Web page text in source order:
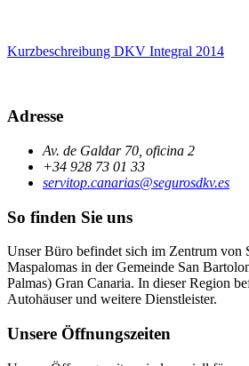
Kurzbeschreibung DKV Integral 2014
Adresse
Av. de Galdar 70, oficina 2
+34 928 73 01 33
servitop.canarias@segurosdkv.es
So finden Sie uns
Unser Büro befindet sich im Zentrum von
Maspalomas in der Gemeinde San
Palmas) Gran Canaria. In dieser Region
Autohäuser und weitere Dienstleister.
Unsere Öffnungszeiten